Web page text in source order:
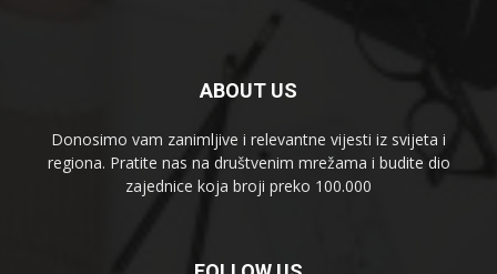
ABOUT US
Donosimo vam zanimljive i relevantne vijesti iz svijeta i
regiona. Pratite nas na društvenim mrežama i budite dio
zajednice koja broji preko 100.000